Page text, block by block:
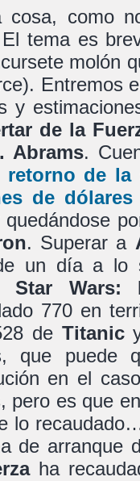
cosa, como
tema es
molón
Entremos
y
de la
Abrams.
retorno de la
de dólares
quedándose
. Superar a
un día a lo
Star Wars:
770 en
de Titanicy
que puede
en el
pero es que en
lo
de arranque
ha